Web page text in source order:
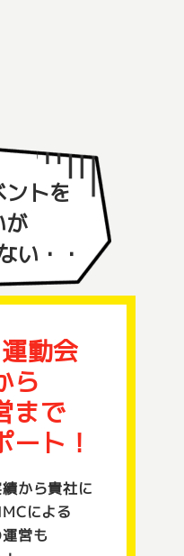
トを
が
い・・
動会
ら
まで
ート！
から貴社に
による
営も